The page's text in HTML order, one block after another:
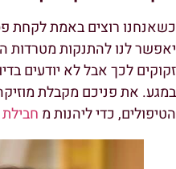
כשאנחנו רוצים באמת לקחת
יאפשר לנו להתנקות
זקוקים לכך אבל לא יודעים
במגע. את פניכם מקבלת
הטיפולים, כדי ליהנות מ